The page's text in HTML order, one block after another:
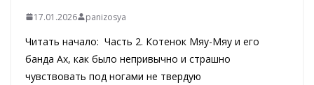
17.01.2026 panizosya
Читать начало: Часть 2. Котенок Мяу-Мяу и его
банда Ах, как было непривычно и страшно
чувствовать под ногами не твердую